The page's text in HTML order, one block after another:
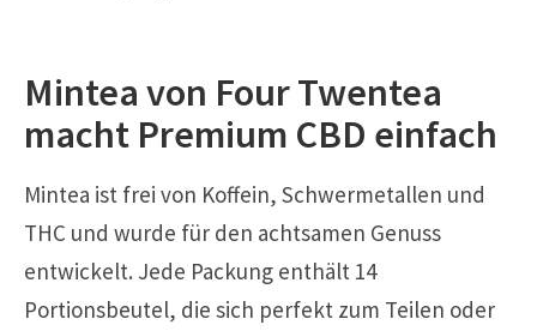
Mintea von Four Twentea
macht Premium CBD einfach
Mintea ist frei von Koffein, Schwermetallen und
THC und wurde für den achtsamen Genuss
entwickelt. Jede Packung enthält 14
Portionsbeutel, die sich perfekt zum Teilen oder